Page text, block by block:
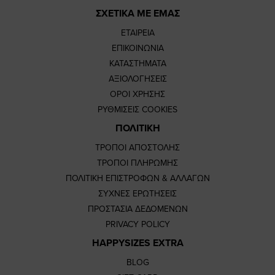
ΣΧΕΤΙΚΑ ΜΕ ΕΜΑΣ
ΕΤΑΙΡΕΙΑ
ΕΠΙΚΟΙΝΩΝΙΑ
ΚΑΤΑΣΤΗΜΑΤΑ
ΑΞΙΟΛΟΓΗΣΕΙΣ
ΟΡΟΙ ΧΡΗΣΗΣ
ΡΥΘΜΙΣΕΙΣ COOKIES
ΠΟΛΙΤΙΚΗ
ΤΡΟΠΟΙ ΑΠΟΣΤΟΛΗΣ
ΤΡΟΠΟΙ ΠΛΗΡΩΜΗΣ
ΠΟΛΙΤΙΚΗ ΕΠΙΣΤΡΟΦΩΝ & ΑΛΛΑΓΩΝ
ΣΥΧΝΕΣ ΕΡΩΤΗΣΕΙΣ
ΠΡΟΣΤΑΣΙΑ ΔΕΔΟΜΕΝΩΝ
PRIVACY POLICY
HAPPYSIZES EXTRA
BLOG